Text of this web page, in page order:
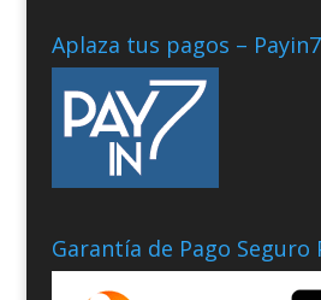
Aplaza tus pagos – Payin7
Garantía de Pago Seguro